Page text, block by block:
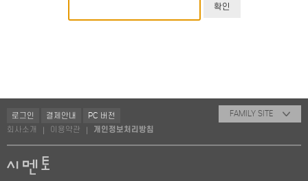
로그인 결제안내
PC 버전
회사소개
이용약관 개인정보처리방침
FAMILY SITE